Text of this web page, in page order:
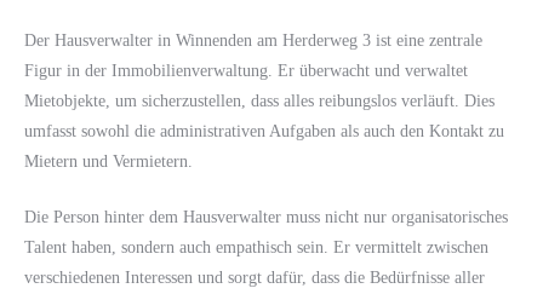
Der Hausverwalter in Winnenden am Herderweg 3 ist eine zentrale
Figur in der Immobilienverwaltung. Er überwacht und verwaltet
Mietobjekte, um sicherzustellen, dass alles reibungslos verläuft. Dies
umfasst sowohl die administrativen Aufgaben als auch den Kontakt zu
Mietern und Vermietern.
Die Person hinter dem Hausverwalter muss nicht nur organisatorisches
Talent haben, sondern auch empathisch sein. Er vermittelt zwischen
verschiedenen Interessen und sorgt dafür, dass die Bedürfnisse aller